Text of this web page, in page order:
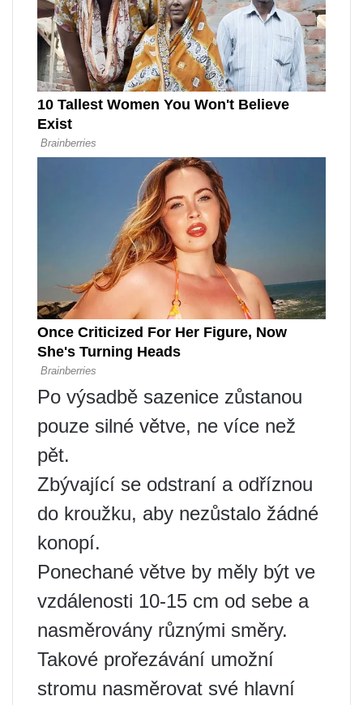
Po výsadbě sazenice zůstanou
pouze silné větve, ne více než
pět.
Zbývající se odstraní a odříznou
do kroužku, aby nezůstalo žádné
konopí.
Ponechané větve by měly být ve
vzdálenosti 10-15 cm od sebe a
nasměrovány různými směry.
Takové prořezávání umožní
stromu nasměrovat své hlavní